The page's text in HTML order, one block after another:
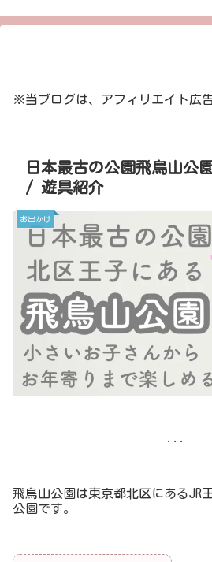
※当ブログは、アフィリエイト広
日本最古の公園飛鳥山公
/ 遊具紹介
お出かけ
飛鳥山公園は東京都北区にあるJR
公園です。